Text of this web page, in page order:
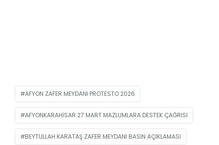
AFYON ZAFER MEYDANI PROTESTO 2026
AFYONKARAHISAR 27 MART MAZLUMLARA DESTEK ÇAĞRISI
BEYTULLAH KARATAŞ ZAFER MEYDANI BASIN AÇIKLAMASI